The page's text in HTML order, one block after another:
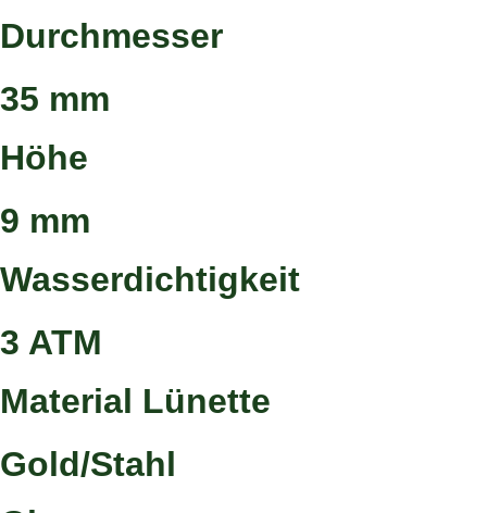
Durchmesser
35 mm
Höhe
9 mm
Wasserdichtigkeit
3 ATM
Material Lünette
Gold/Stahl